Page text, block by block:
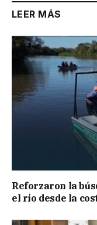
LEER MÁS
Reforzaron la
el río desde la